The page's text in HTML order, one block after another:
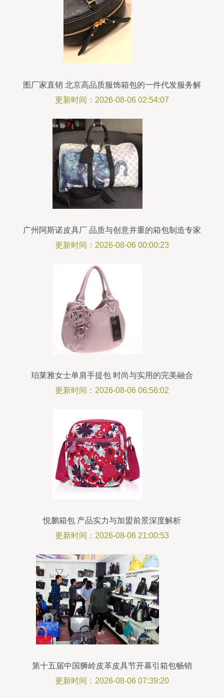
图厂家直销 北京高品质服饰箱包的一件代发服务解
析
更新时间：2026-08-06 02:54:07
广州阿斯诺皮具厂 品质与创意并重的箱包制造专家
更新时间：2026-08-06 00:00:23
珀莱雅女士单肩手提包 时尚与实用的完美融合
更新时间：2026-08-06 06:56:02
悦鹏箱包 产品实力与加盟前景深度解析
更新时间：2026-08-06 21:00:53
第十五届中国狮岭皮革皮具节开幕引箱包畅销
更新时间：2026-08-06 07:39:20